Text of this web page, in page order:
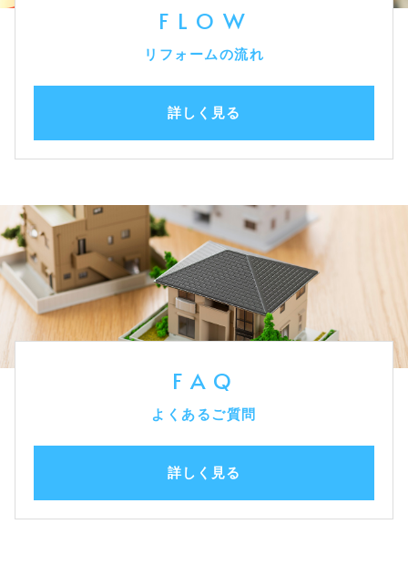
FLOW
リフォームの流れ
詳しく見る
FAQ
よくあるご質問
詳しく見る